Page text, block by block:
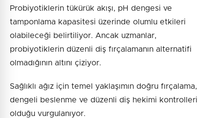
Probiyotiklerin tükürük akışı, pH dengesi ve
tamponlama kapasitesi üzerinde olumlu etkileri
olabileceği belirtiliyor. Ancak uzmanlar,
probiyotiklerin düzenli diş fırçalamanın alternatifi
olmadığının altını çiziyor.
Sağlıklı ağız için temel yaklaşımın doğru fırçalama,
dengeli beslenme ve düzenli diş hekimi kontrolleri
olduğu vurgulanıyor.